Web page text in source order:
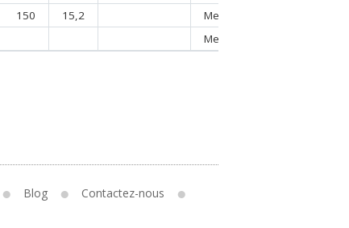
150 15,2
Mercredi
Mercredi
Blog
Contactez-nous